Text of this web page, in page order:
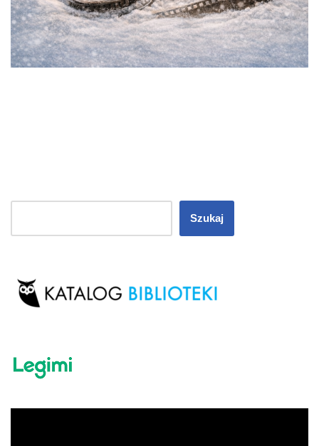
Szukaj